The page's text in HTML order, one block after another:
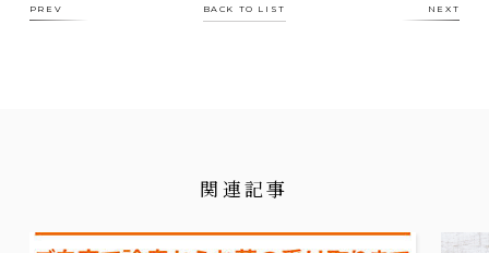
PREV BACK TO LIST NEXT
関連記事